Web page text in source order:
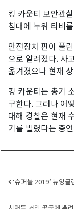
킹 카운티 보안관
침대에 누워 티비
안전장치 핀이 풀
으로 알려졌다. 사
옮겨졌으나 현재
킹 카운티는 총기
구한다. 그러나 어
대해 경찰은 현재
기를 빌렸다는 증
Post
‘슈퍼볼 2019’ 뉴잉